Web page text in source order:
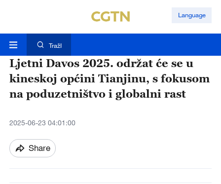
Language
TražI
Ljetni Davos 2025. održat će se u
kineskoj općini Tianjinu, s fokusom
na poduzetništvo i globalni rast
2025-06-23 04:01:00
Share